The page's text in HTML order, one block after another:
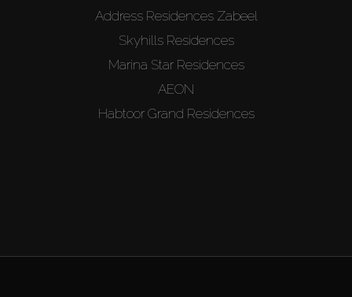
Address Residences Zabeel
Skyhills Residences
Marina Star Residences
AEON
Habtoor Grand Residences